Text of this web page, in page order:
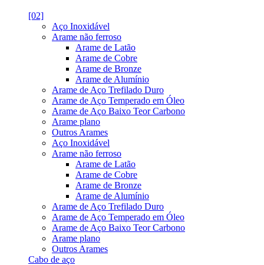
[02]
Aço Inoxidável
Arame não ferroso
Arame de Latão
Arame de Cobre
Arame de Bronze
Arame de Alumínio
Arame de Aço Trefilado Duro
Arame de Aço Temperado em Óleo
Arame de Aço Baixo Teor Carbono
Arame plano
Outros Arames
Aço Inoxidável
Arame não ferroso
Arame de Latão
Arame de Cobre
Arame de Bronze
Arame de Alumínio
Arame de Aço Trefilado Duro
Arame de Aço Temperado em Óleo
Arame de Aço Baixo Teor Carbono
Arame plano
Outros Arames
Cabo de aço